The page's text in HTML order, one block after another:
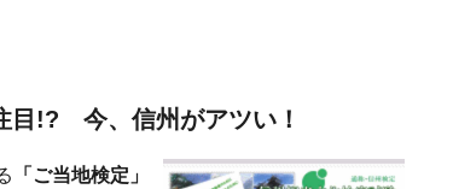
目!? 今、信州がアツい！
「ご当地検定」